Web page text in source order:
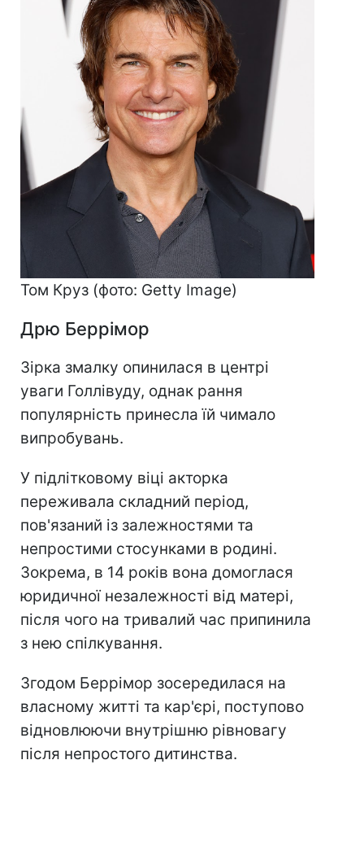
Том Круз (фото: Getty Image)
Дрю Беррімор
Зірка змалку опинилася в центрі
уваги Голлівуду, однак рання
популярність принесла їй чимало
випробувань.
У підлітковому віці акторка
переживала складний період,
пов'язаний із залежностями та
непростими стосунками в родині.
Зокрема, в 14 років вона домоглася
юридичної незалежності від матері,
після чого на тривалий час припинила
з нею спілкування.
Згодом Беррімор зосередилася на
власному житті та кар'єрі, поступово
відновлюючи внутрішню рівновагу
після непростого дитинства.